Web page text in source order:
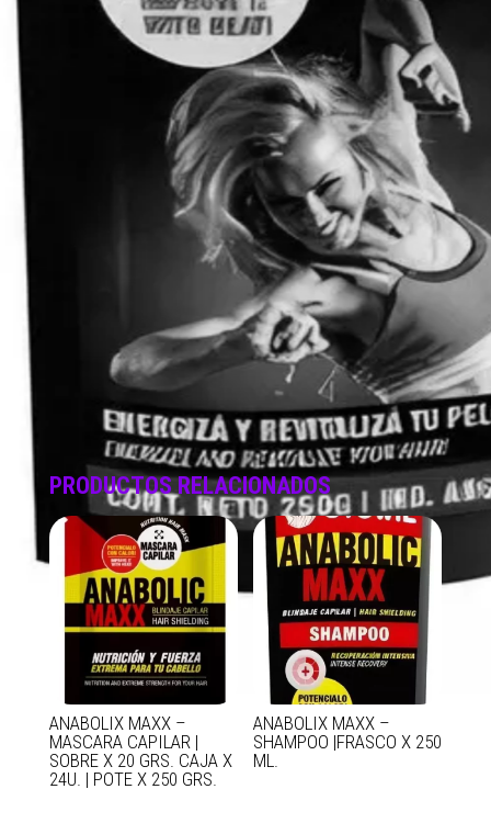
PRODUCTOS RELACIONADOS
ANABOLIX MAXX –
MASCARA CAPILAR |
SOBRE X 20 GRS. CAJA X
24U. | POTE X 250 GRS.
ANABOLIX MAXX –
SHAMPOO |FRASCO X 250
ML.